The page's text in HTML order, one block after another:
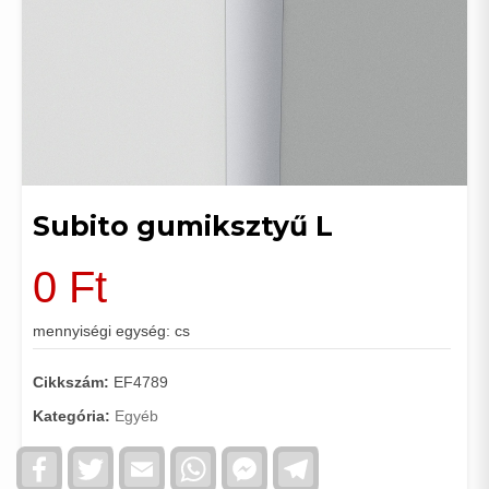
Subito gumiksztyű L
0 Ft
mennyiségi egység: cs
Cikkszám: EF4789
Kategória: Egyéb
FacebookTwitter Email WhatsAppFacebook
Messenger